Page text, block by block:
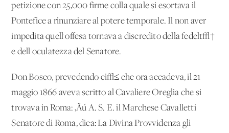
petizione con 25,000 firme colla quale si esortava il
Pontefice a rinunziare al potere temporale. Il non aver
impedita quell'offesa tornava a discredito della fedelt√†
e dell'oculatezza del Senatore.
Don Bosco, prevedendo ci√≤ che ora accadeva, il 21
maggio 1866 aveva scritto al Cavaliere Oreglia che si
trovava in Roma: ‚Äú A. S. E. il Marchese Cavalletti
Senatore di Roma, dica: La Divina Provvidenza gli